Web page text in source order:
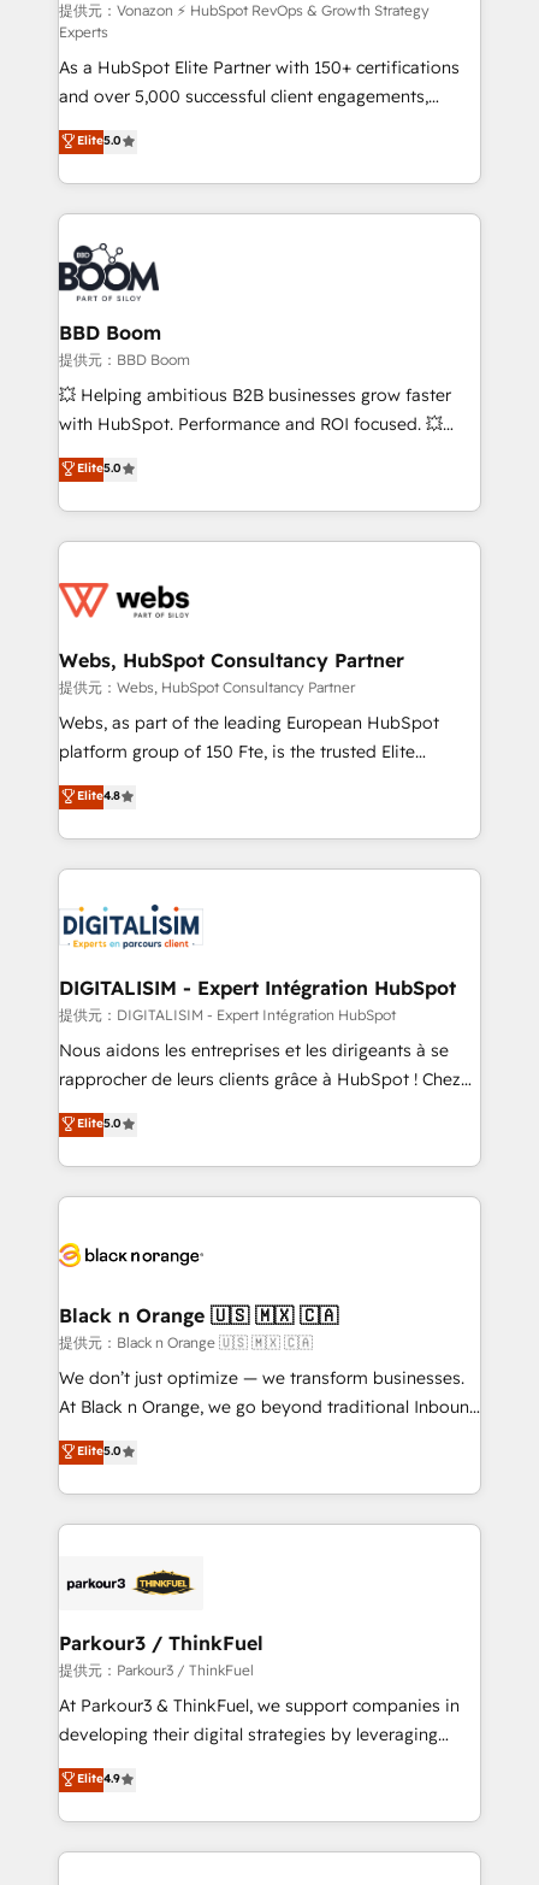
support client (data migration, synchronisation API,
audit et maintenance) ➤ La création de sites internet
de conversion qui transforment les visiteurs en
opportunités d'affaires ➤ La mise en place de
stratégies d'acquisition marketing (SEO, SEA,
inbound, automatisation marketing, ABM, IA,
emailing) Informations clés : - 10 ans d'expérience -
100+ intégrations CRM HubSpot réussies - 40
experts conseil - 150 certifications HubSpot
cumulées
提供元：Vonazon ⚡ HubSpot RevOps & Growth Strategy
Experts
As a HubSpot Elite Partner with 150+ certifications
and over 5,000 successful client engagements,
Vonazon turns marketing complexity into
measurable, scalable growth. From onboarding to
enterprise-grade campaigns, our in-house team
builds scalable strategies that drive long-term
revenue. ⚙️ HubSpot Integration & Optimization •
Seamless CRM, CMS, and automation setup •
Complex platform migrations and data cleanups •
Custom APIs and third-party integrations 📈 End-to-
End Revenue Acceleration • Lifecycle marketing and
pipeline growth programs • Sales enablement tools
and CRM optimization • Retention strategies with
Execution • 750+ onboardings and 2,000+
implementations • Deep expertise across marketing,
Elite5.0
BBD Boom
提供元：BBD Boom
💥 Helping ambitious B2B businesses grow faster
with HubSpot. Performance and ROI focused. 💥
BBD Boom is the HubSpot partner that can help you
to HubSpot Better. We work with your teams to
solve all your HubSpot challenges and improve user
adoption, sales process and marketing results.
the first time 🔧 Designing and optimising your
and build using HubSpot 🔌 Integrating HubSpot
with other systems 🎓 Training your teams to be
HubSpot pros 📊 Lead generation services using
HubSpot Why us? - SIX HubSpot Accreditations -
CRM, Solutions Architecture, Onboarding , Data
Migration, Custom Integration & Platform
team of 25+ experts Contact us today to help you
get more from your investment in HubSpot.
Elite5.0
Webs, HubSpot Consultancy Partner
提供元：Webs, HubSpot Consultancy Partner
Webs, as part of the leading European HubSpot
platform group of 150 Fte, is the trusted Elite
HubSpot CRM Partner offering you a roadmap on
maximizing EBITDA and achieving Commercial
Excellence. With our targeted processes, we
strengthen your digital transformation and minimize
Implementation partner, we provide expertise to
drive your business forward. Since 2015 we are fully
dedicated to HubSpot and with an experienced
team (50+), we work with reputable companies in
B2B sectors such as manufacturing, SaaS and
business services. We prepare a customized
impact of your digital transformation, including a
detailed financial rationale with a focus on ROI and
embark on a transformational journey that sets your
business up for long-term success. Unlock your
business. If not now, when?
Elite4.8
DIGITALISIM - Expert Intégration HubSpot
提供元：DIGITALISIM - Expert Intégration HubSpot
Nous aidons les entreprises et les dirigeants à se
rapprocher de leurs clients grâce à HubSpot ! Chez
DIGITALISIM, nous avons l'intime conviction que la
réussite des entreprises passe par l’innovation web,
le marketing digital, et la relation client ! C'est
pourquoi, nos experts sont à la fois capables de
référencement, votre stratégie digitale et le pilotage
projet HubSpot avec DIGITALISIM : 🧽 Nettoyage,
migration et intégration des bases de données. 🚀
Développement des interfaces avec vos logiciels
métiers ⚙️ Configuration de la plateforme HubSpot
Book Process & Guidelines utilisateurs 🎓
Formations des utilisateurs
Elite5.0
Black n Orange 🇺🇸 🇲🇽 🇨🇦
提供元：Black n Orange 🇺🇸 🇲🇽 🇨🇦
We don’t just optimize — we transform businesses.
At Black n Orange, we go beyond traditional Inbound
Marketing with our exclusive methodologies:
BOOMS and BOOST. Together, they form a powerful
combination that has driven success for over 800
businesses worldwide. As Elite HubSpot Partners, we
strategies that integrate data-driven marketing,
companies scale faster and smarter. 🔹 BOOMS:
Demand generation for all your buyers With BOOMS,
you invest in 100% of your buyers, accelerating your
growth and positioning yourself as an undisputed
transformation process A methodology designed to
implement HubSpot effectively and optimize your
Elite5.0
Parkour3 / ThinkFuel
提供元：Parkour3 / ThinkFuel
At Parkour3 & ThinkFuel, we support companies in
developing their digital strategies by leveraging
technologies and automating their marketing and
sales processes to generate growth. Our offer spans
from Strategy to Operations. We specialize in CRM
onboarding and implementation, web design, sales
Elite4.9